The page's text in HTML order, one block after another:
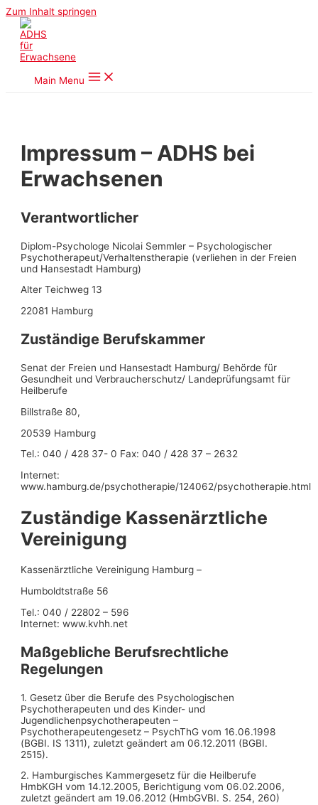
Zum Inhalt springen
Main Menu
Impressum – ADHS bei
Erwachsenen
Verantwortlicher
Diplom-Psychologe Nicolai Semmler – Psychologischer
Psychotherapeut/Verhaltenstherapie (verliehen in der Freien
und Hansestadt Hamburg)
Alter Teichweg 13
22081 Hamburg
Zuständige Berufskammer
Senat der Freien und Hansestadt Hamburg/ Behörde für
Gesundheit und Verbraucherschutz/ Landeprüfungsamt für
Heilberufe
Billstraße 80,
20539 Hamburg
Tel.: 040 / 428 37- 0 Fax: 040 / 428 37 – 2632
Internet:
www.hamburg.de/psychotherapie/124062/psychotherapie.html
Zuständige Kassenärztliche
Vereinigung
Kassenärztliche Vereinigung Hamburg –
Humboldtstraße 56
Tel.: 040 / 22802 – 596
Internet: www.kvhh.net
Maßgebliche Berufsrechtliche
Regelungen
1. Gesetz über die Berufe des Psychologischen
Psychotherapeuten und des Kinder- und
Jugendlichenpsychotherapeuten –
Psychotherapeutengesetz – PsychThG vom 16.06.1998
(BGBI. IS 1311), zuletzt geändert am 06.12.2011 (BGBI.
2515).
2. Hamburgisches Kammergesetz für die Heilberufe
HmbKGH vom 14.12.2005, Berichtigung vom 06.02.2006,
zuletzt geändert am 19.06.2012 (HmbGVBI. S. 254, 260)